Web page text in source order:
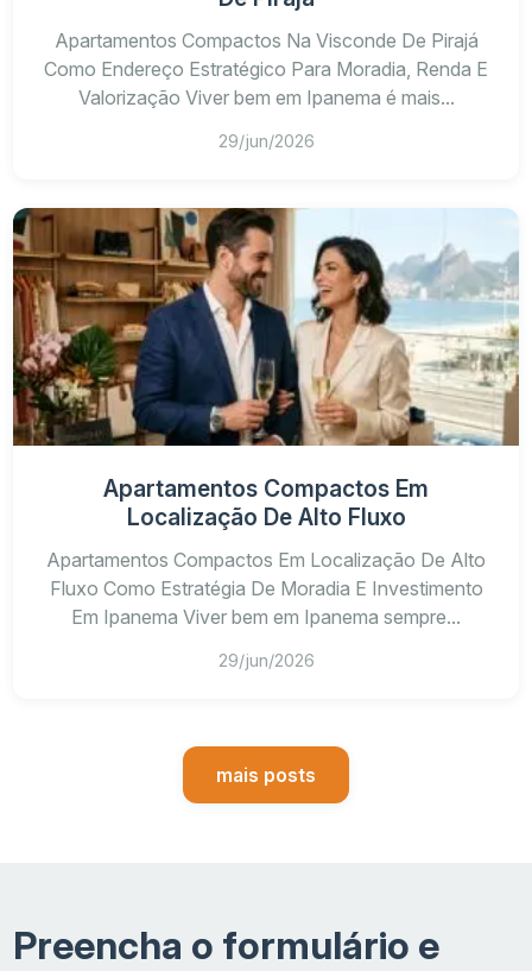
Apartamentos Compactos Na Visconde De Pirajá
Como Endereço Estratégico Para Moradia, Renda E
Valorização Viver bem em Ipanema é mais...
29/jun/2026
Apartamentos Compactos Em
Localização De Alto Fluxo
Apartamentos Compactos Em Localização De Alto
Fluxo Como Estratégia De Moradia E Investimento
Em Ipanema Viver bem em Ipanema sempre...
29/jun/2026
mais posts
Preencha o formulário e